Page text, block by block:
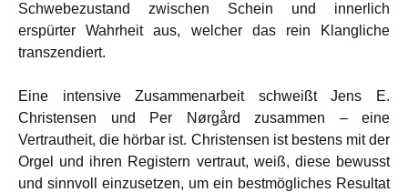
Schwebezustand zwischen Schein und innerlich
erspürter Wahrheit aus, welcher das rein Klangliche
transzendiert.
Eine intensive Zusammenarbeit schweißt Jens E.
Christensen und Per Nørgård zusammen – eine
Vertrautheit, die hörbar ist. Christensen ist bestens mit der
Orgel und ihren Registern vertraut, weiß, diese bewusst
und sinnvoll einzusetzen, um ein bestmögliches Resultat